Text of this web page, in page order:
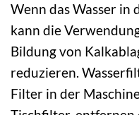
Wenn das Wasser in
kann die
Bildung von
reduzieren.
Filter in der